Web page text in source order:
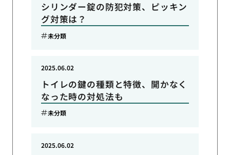
シリンダー錠の防犯対策、ピッキン
グ対策は？
未分類
トイレの鍵の種類と特徴、開かなく
なった時の対処法も
2025.06.02
未分類
2025.06.02